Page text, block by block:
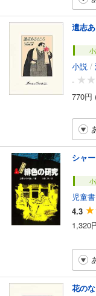
遺志
小説 /
-
770円
シャ
児童書
4.3
1,320
花の